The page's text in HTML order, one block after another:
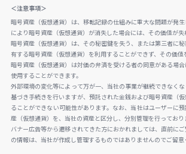
＜注意事項＞
暗号資産（仮想通貨）は、移転記録の仕組みに重大な問題が発
により暗号資産（仮想通貨）が消失した場合には、その価値が失
暗号資産（仮想通貨）は、その秘密鍵を失う、または第三者に
有する暗号資産（仮想通貨）を利用することができず、その価値
暗号資産（仮想通貨）は対価の弁済を受ける者の同意がある場
使用することができます。
外部環境の変化等によって万が一、当社の事業が継続できなく
基づき手続きを行いますが、預託された金銭および暗号資産（
ることができない可能性があります。なお、当社はユーザーに
産（仮想通貨）を、当社の資産と区分し、分別管理を行っており
バナー広告等から遷移されてきた方におかれましては、直前に
の情報は、当社が作成し管理するものではありませんのでご留意